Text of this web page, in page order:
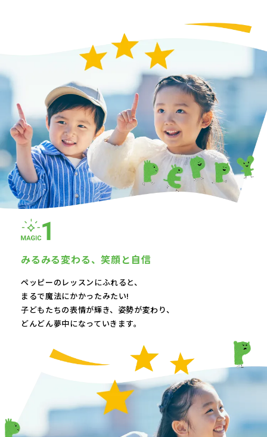
みるみる変わる、笑顔と自信
ペッピーのレッスンにふれると、
まるで魔法にかかったみたい!
子どもたちの表情が輝き、 姿勢が変わり、
どんどん夢中になっていきます。